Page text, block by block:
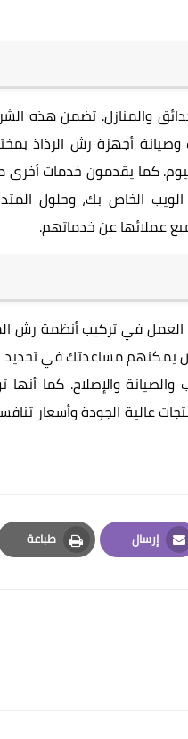
والمنازل. تضمن هذه
أجهزة رش الرذاذ
إنتاجية تصل إلى 800 لتر في اليوم. كما يقدمون خدمات
الويب الخاص بك، وحلول
عملائها عن خدماتهم.
في تركيب أنظمة رش
يمكنهم مساعدتك في تحديد
والإصلاح. كما أنها
عالية الجودة وأسعار
إرسال
Email
طباعة
Print